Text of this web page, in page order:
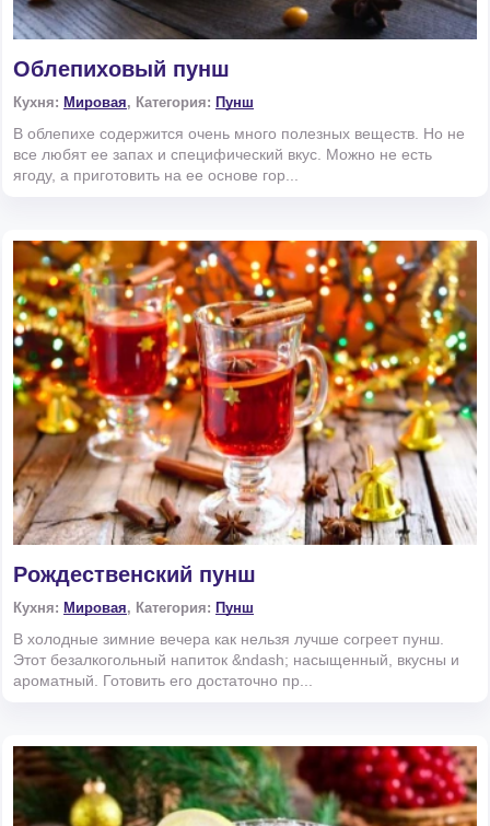
Облепиховый пунш
Кухня: Мировая, Категория: Пунш
В облепихе содержится очень много полезных веществ. Но не
все любят ее запах и специфический вкус. Можно не есть
ягоду, а приготовить на ее основе гор...
Рождественский пунш
Кухня: Мировая, Категория: Пунш
В холодные зимние вечера как нельзя лучше согреет пунш.
Этот безалкогольный напиток &ndash; насыщенный, вкусны и
ароматный. Готовить его достаточно пр...